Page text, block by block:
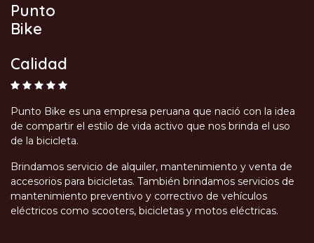
Punto
Bike
Calidad
Punto Bike es una empresa peruana que nació con la idea
de compartir el estilo de vida activo que nos brinda el uso
de la bicicleta.
Brindamos servicio de alquiler, mantenimiento y venta de
accesorios para bicicletas. También brindamos servicios de
mantenimiento preventivo y correctivo de vehículos
eléctricos como scooters, bicicletas y motos eléctricas.